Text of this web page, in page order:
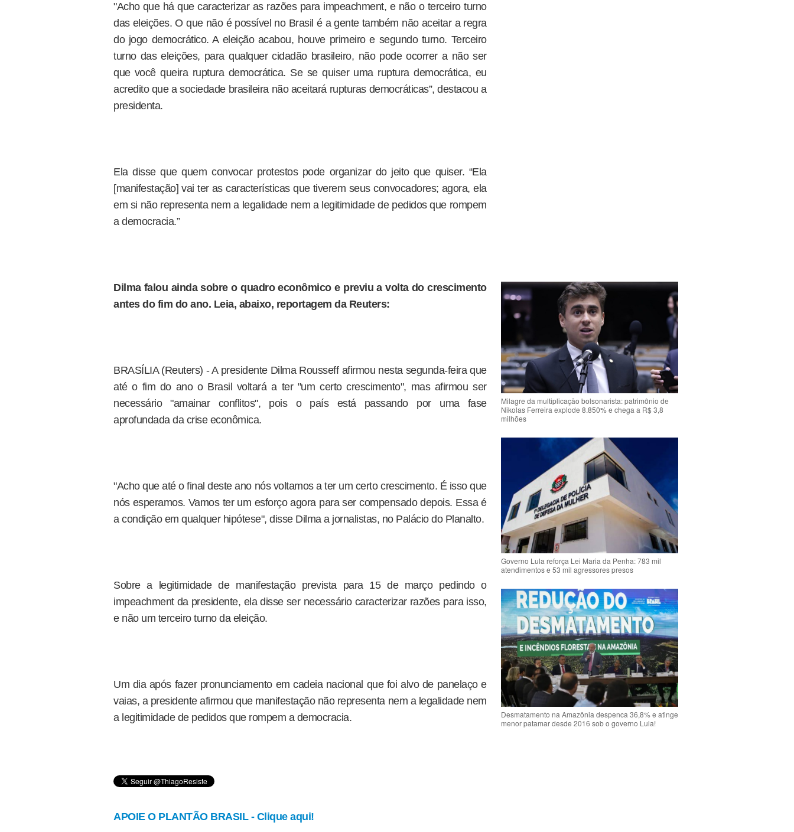
"Acho que há que caracterizar as razões para impeachment, e não o terceiro turno
das eleições. O que não é possível no Brasil é a gente também não aceitar a regra
do jogo democrático. A eleição acabou, houve primeiro e segundo turno. Terceiro
turno das eleições, para qualquer cidadão brasileiro, não pode ocorrer a não ser
que você queira ruptura democrática. Se se quiser uma ruptura democrática, eu
acredito que a sociedade brasileira não aceitará rupturas democráticas”, destacou a
presidenta.
Ela disse que quem convocar protestos pode organizar do jeito que quiser. “Ela
[manifestação] vai ter as características que tiverem seus convocadores; agora, ela
em si não representa nem a legalidade nem a legitimidade de pedidos que rompem
a democracia.”
Dilma falou ainda sobre o quadro econômico e previu a volta do crescimento
antes do fim do ano. Leia, abaixo, reportagem da Reuters:
BRASÍLIA (Reuters) - A presidente Dilma Rousseff afirmou nesta segunda-feira que
até o fim do ano o Brasil voltará a ter "um certo crescimento", mas afirmou ser
necessário "amainar conflitos", pois o país está passando por uma fase
aprofundada da crise econômica.
"Acho que até o final deste ano nós voltamos a ter um certo crescimento. É isso que
nós esperamos. Vamos ter um esforço agora para ser compensado depois. Essa é
a condição em qualquer hipótese", disse Dilma a jornalistas, no Palácio do Planalto.
Sobre a legitimidade de manifestação prevista para 15 de março pedindo o
impeachment da presidente, ela disse ser necessário caracterizar razões para isso,
e não um terceiro turno da eleição.
Um dia após fazer pronunciamento em cadeia nacional que foi alvo de panelaço e
vaias, a presidente afirmou que manifestação não representa nem a legalidade nem
a legitimidade de pedidos que rompem a democracia.
APOIE O PLANTÃO BRASIL - Clique aqui!
Milagre da multiplicação bolsonarista: patrimônio de
Nikolas Ferreira explode 8.850% e chega a R$ 3,8
milhões
Governo Lula reforça Lei Maria da Penha: 783 mil
atendimentos e 53 mil agressores presos
Desmatamento na Amazônia despenca 36,8% e atinge
menor patamar desde 2016 sob o governo Lula!